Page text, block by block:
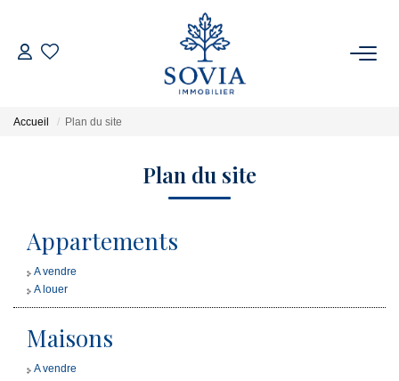
ACHETER
ESTIMER
FAIRE GÉRER
NOTRE AGENCE
Accueil Plan du site
Plan du site
Appartements
A vendre
A louer
Maisons
A vendre